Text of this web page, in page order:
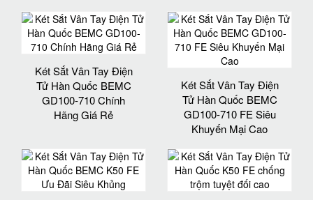
Két Sắt Vân Tay Điện
Tử Hàn Quốc BEMC
GD100-710 Chính
Hãng Giá Rẻ
Két Sắt Vân Tay Điện
Tử Hàn Quốc BEMC
GD100-710 FE Siêu
Khuyến Mại Cao